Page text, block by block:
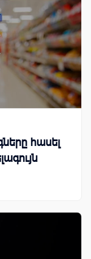
հասել